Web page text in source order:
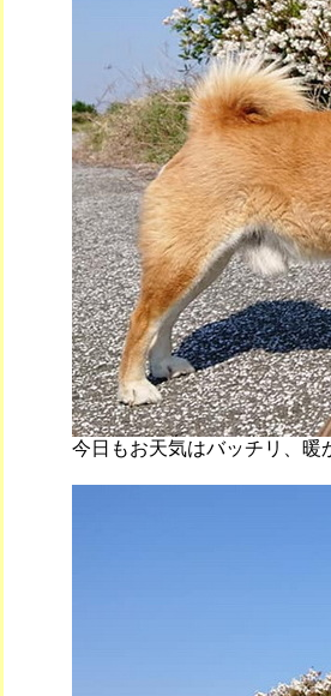
今日もお天気はバッチリ、暖